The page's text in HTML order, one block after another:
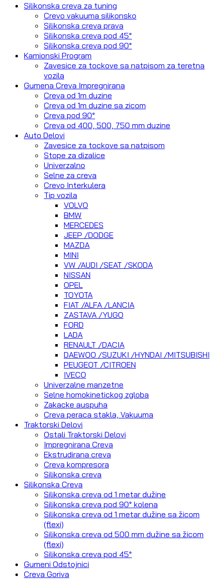
Silikonska creva za tuning
Crevo vakuuma silikonsko
Silikonska creva prava
Silikonska creva pod 45°
Silikonska creva pod 90°
Kamionski Program
Zavesice za tockove sa natpisom za teretna
vozila
Gumena Creva Impregnirana
Creva od 1m duzine
Creva od 1m duzine sa zicom
Creva pod 90°
Creva od 400, 500, 750 mm duzine
Auto Delovi
Zavesice za tockove sa natpisom
Stope za dizalice
Univerzalno
Selne za creva
Crevo Interkulera
Tip vozila
VOLVO
BMW
MERCEDES
JEEP /DODGE
MAZDA
MINI
VW /AUDI /SEAT /SKODA
NISSAN
OPEL
TOYOTA
FIAT /ALFA /LANCIA
ZASTAVA /YUGO
FORD
LADA
RENAULT /DACIA
DAEWOO /SUZUKI /HYNDAI /MITSUBISHI
PEUGEOT /CITROEN
IVECO
Univerzalne manzetne
Selne homokinetickog zgloba
Zakacke auspuha
Creva peraca stakla, Vakuuma
Traktorski Delovi
Ostali Traktorski Delovi
Impregnirana Creva
Ekstrudirana creva
Creva kompresora
Silikonska creva
Silikonska Creva
Silikonska creva od 1 metar dužine
Silikonska creva pod 90° kolena
Silikonska creva od 1 metar dužine sa žicom
(flexi)
Silikonska creva od 500 mm dužine sa žicom
(flexi)
Silikonska creva pod 45°
Gumeni Odstojnici
Creva Goriva